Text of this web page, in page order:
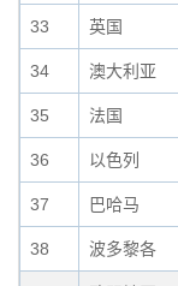
33 英国
34 澳大利亚
35 法国
36 以色列
37 巴哈马
38 波多黎各